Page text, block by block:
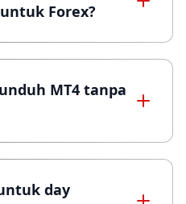
Forex?
MT4 tanpa
day